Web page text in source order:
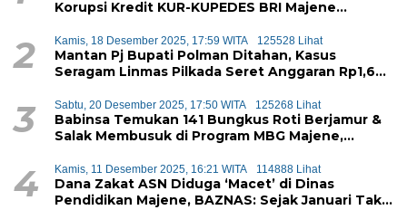
Korupsi Kredit KUR-KUPEDES BRI Majene
2 Kamis, 18 Desember 2025, 17:59 WITA 125528 Lihat
Mantan Pj Bupati Polman Ditahan, Kasus
Seragam Linmas Pilkada Seret Anggaran Rp1,6
3 Sabtu, 20 Desember 2025, 17:50 WITA 125268 Lihat
Babinsa Temukan 141 Bungkus Roti Berjamur &
Salak Membusuk di Program MBG Majene,
4 Kamis, 11 Desember 2025, 16:21 WITA 114888 Lihat
Dana Zakat ASN Diduga ‘Macet’ di Dinas
Pendidikan Majene, BAZNAS: Sejak Januari Tak